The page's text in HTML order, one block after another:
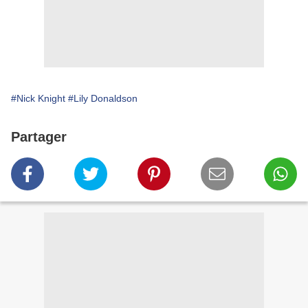
#Nick Knight #Lily Donaldson
Partager